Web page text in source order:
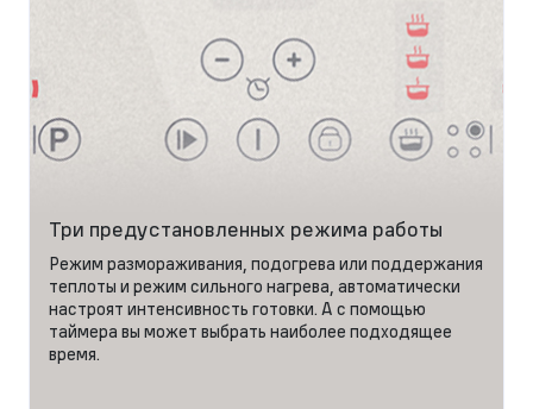
Три предустановленных режима работы
Режим размораживания, подогрева или поддержания
теплоты и режим сильного нагрева, автоматически
настроят интенсивность готовки. А с помощью
таймера вы может выбрать наиболее подходящее
время.